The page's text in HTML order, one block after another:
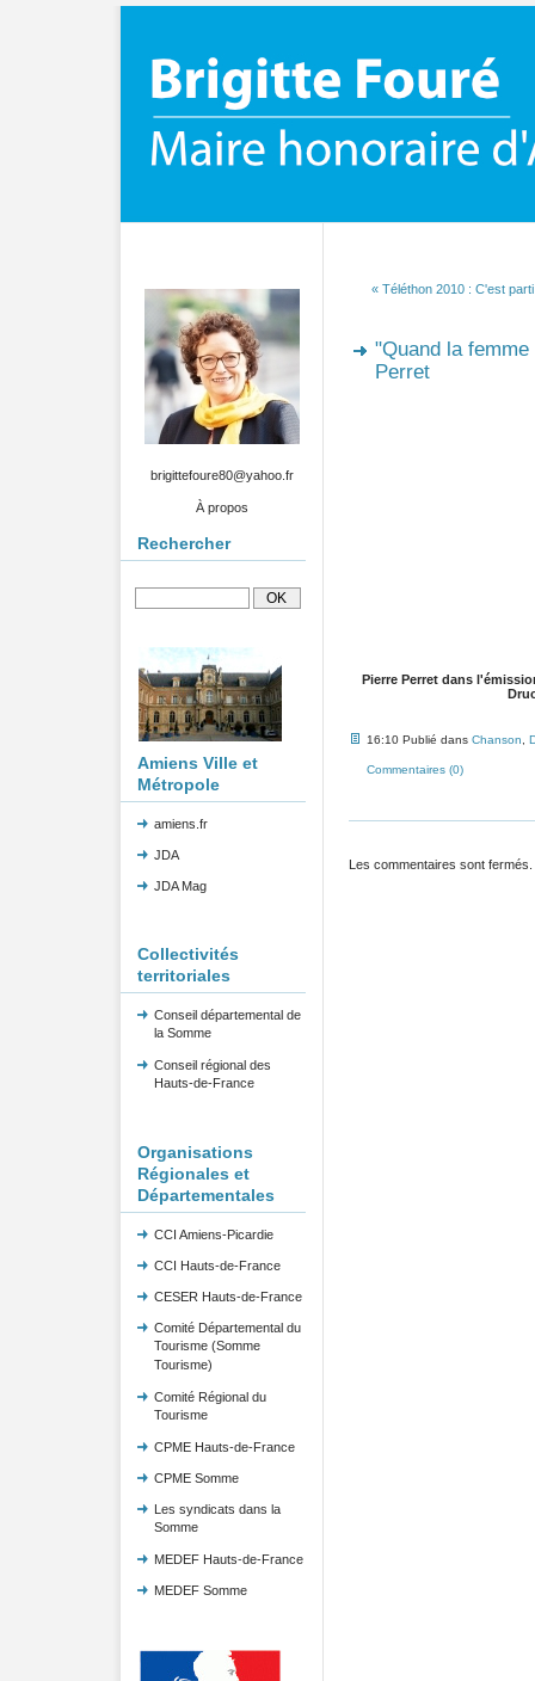
brigittefoure80@yahoo.fr
À propos
Rechercher
Amiens Ville et
Métropole
amiens.fr
JDA
JDA Mag
Collectivités
territoriales
Conseil départemental de
la Somme
Conseil régional des
Hauts-de-France
Organisations
Régionales et
Départementales
CCI Amiens-Picardie
CCI Hauts-de-France
CESER Hauts-de-France
Comité Départemental du
Tourisme (Somme
Tourisme)
Comité Régional du
Tourisme
CPME Hauts-de-France
CPME Somme
Les syndicats dans la
Somme
MEDEF Hauts-de-France
MEDEF Somme
« Téléthon 2010 : C'est
"Quand la
Perret
Pierre Perret dans
16:10 Publié dans Chanson
Commentaires (0)
Les commentaires sont fermés.